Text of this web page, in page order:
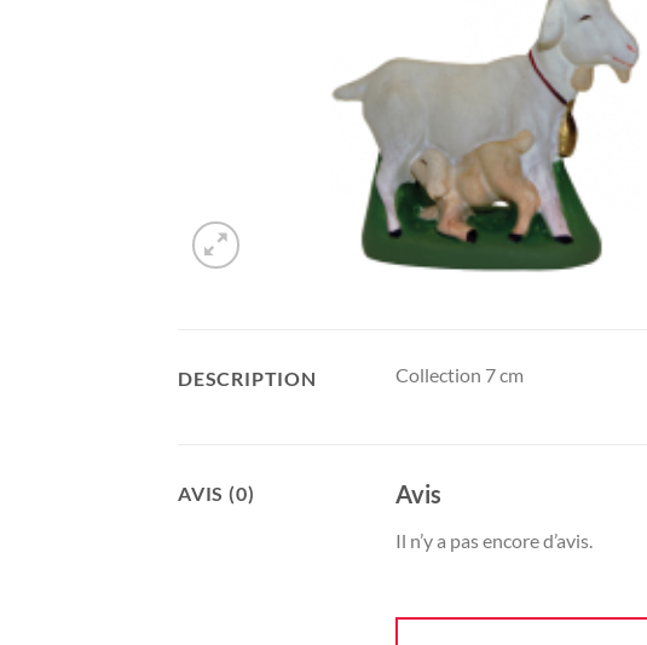
DESCRIPTION Collection 7 cm
AVIS (0) Avis
Il n’y a pas encore d’avis.